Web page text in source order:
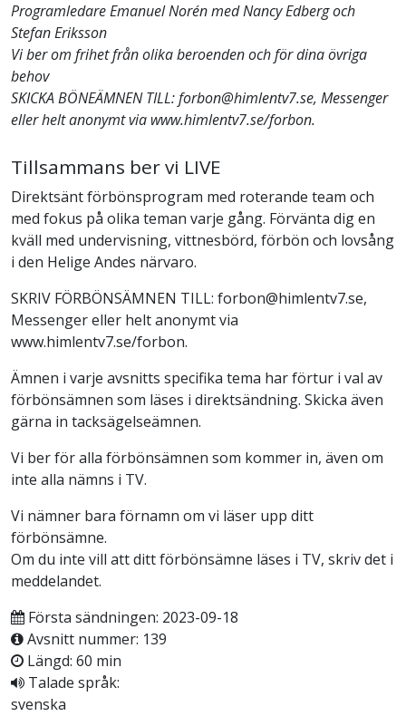
Programledare Emanuel Norén med Nancy Edberg och
Stefan Eriksson
Vi ber om frihet från olika beroenden och för dina övriga
behov
SKICKA BÖNEÄMNEN TILL: forbon@himlentv7.se, Messenger
eller helt anonymt via www.himlentv7.se/forbon.
Tillsammans ber vi LIVE
Direktsänt förbönsprogram med roterande team och
med fokus på olika teman varje gång. Förvänta dig en
kväll med undervisning, vittnesbörd, förbön och lovsång
i den Helige Andes närvaro.
SKRIV FÖRBÖNSÄMNEN TILL: forbon@himlentv7.se,
Messenger eller helt anonymt via
www.himlentv7.se/forbon.
Ämnen i varje avsnitts specifika tema har förtur i val av
förbönsämnen som läses i direktsändning. Skicka även
gärna in tacksägelseämnen.
Vi ber för alla förbönsämnen som kommer in, även om
inte alla nämns i TV.
Vi nämner bara förnamn om vi läser upp ditt
förbönsämne.
Om du inte vill att ditt förbönsämne läses i TV, skriv det i
meddelandet.
Första sändningen: 2023-09-18
Avsnitt nummer: 139
Längd: 60 min
Talade språk:
svenska